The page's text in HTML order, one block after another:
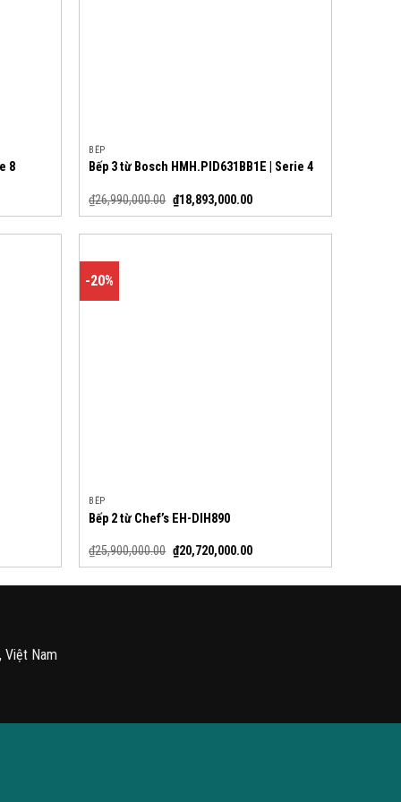
8
BẾP
Bếp 3 từ Bosch HMH.PID631BB1E | Serie 4
₫26,990,000.00 ₫18,893,000.00
-20%
BẾP
Bếp 2 từ Chef’s EH-DIH890
₫25,900,000.00 ₫20,720,000.00
Việt Nam